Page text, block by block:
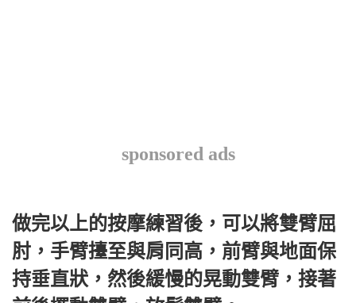
sponsored ads
做完以上的按摩練習後，可以將雙臂屈
肘，手臂擡至與肩同高，前臂與地面保
持垂直狀，然後緩慢的晃動雙臂，接著